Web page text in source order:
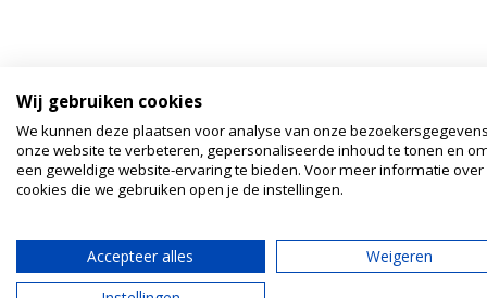
Wij gebruiken cookies
We kunnen deze plaatsen voor analyse van onze
onze website te verbeteren, gepersonaliseerde inhoud te tonen en
een geweldige website-ervaring te bieden. Voor meer informatie over
cookies die we gebruiken open je de instellingen.
Accepteer alles
Weigeren